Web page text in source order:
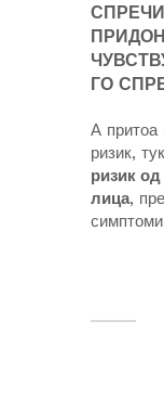
ГО
А притоа
ризик,
ризик
лица,